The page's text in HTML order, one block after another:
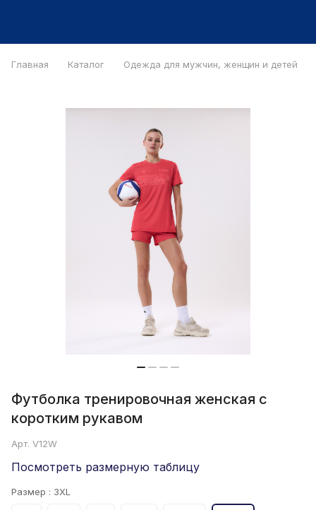
Главная Каталог Одежда для мужчин, женщин и детей
Футболка тренировочная женская с
коротким рукавом
Арт. V12W
Посмотреть размерную таблицу
Размер : 3XL